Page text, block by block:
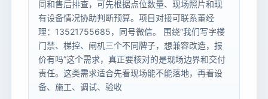
同和售后排查，可先根据点位数量、现场照片和现
有设备情况协助判断预算。项目对接可联系董经
理：13521755685，同号微信。 围绕“我们写字楼
门禁、梯控、闸机三个不同牌子，想兼容改造，报
价有吗”这个需求，真正要核对的是现场边界和交付
责任。这类需求适合先看现场能不能落地，再看设
备、施工、调试、验收